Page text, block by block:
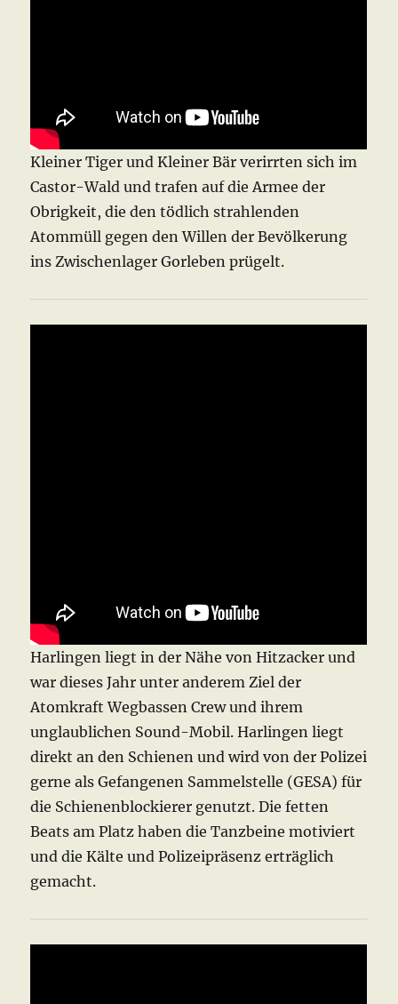
Kleiner Tiger und Kleiner Bär verirrten sich im
Castor-Wald und trafen auf die Armee der
Obrigkeit, die den tödlich strahlenden
Atommüll gegen den Willen der Bevölkerung
ins Zwischenlager Gorleben prügelt.
Harlingen liegt in der Nähe von Hitzacker und
war dieses Jahr unter anderem Ziel der
Atomkraft Wegbassen Crew und ihrem
unglaublichen Sound-Mobil. Harlingen liegt
direkt an den Schienen und wird von der Polizei
gerne als Gefangenen Sammelstelle (GESA) für
die Schienenblockierer genutzt. Die fetten
Beats am Platz haben die Tanzbeine motiviert
und die Kälte und Polizeipräsenz erträglich
gemacht.